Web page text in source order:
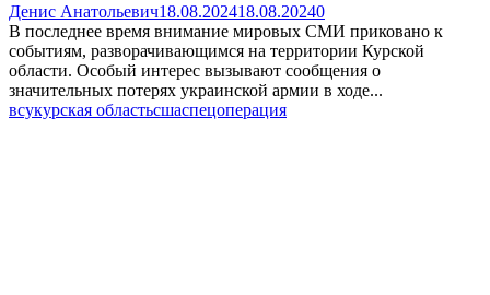
Денис Анатольевич18.08.202418.08.20240
В последнее время внимание мировых СМИ приковано к
событиям, разворачивающимся на территории Курской
области. Особый интерес вызывают сообщения о
значительных потерях украинской армии в ходе...
всукурская областьсшаспецоперация